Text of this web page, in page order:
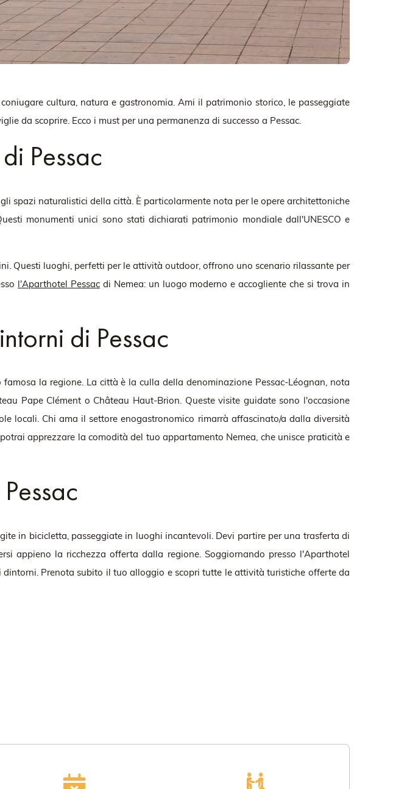
cultura, natura e gastronomia. Ami il patrimonio storico, le passeggiate
da scoprire. Ecco i must per una permanenza di successo a Pessac.
Pessac
spazi naturalistici della città. È particolarmente nota per le opere architettoniche
monumenti unici sono stati dichiarati patrimonio mondiale dall'UNESCO e
Questi luoghi, perfetti per le attività outdoor, offrono uno scenario rilassante per
l'Aparthotel Pessacdi Nemea: un luogo moderno e accogliente che si trova in
di Pessac
famosa la regione. La città è la culla della denominazione Pessac-Léognan, nota
Pape Clément o Château Haut-Brion. Queste visite guidate sono l'occasione
locali. Chi ama il settore enogastronomico rimarrà affascinato/a dalla diversità
apprezzare la comodità del tuo appartamento Nemea, che unisce praticità e
in bicicletta, passeggiate in luoghi incantevoli. Devi partire per una trasferta di
appieno la ricchezza offerta dalla regione. Soggiornando presso l'Aparthotel
Prenota subito il tuo alloggio e scopri tutte le attività turistiche offerte da